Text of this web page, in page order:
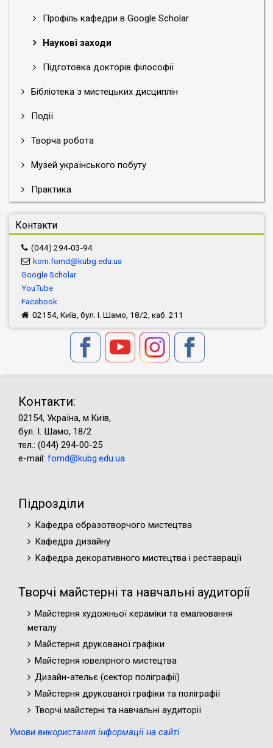
Профіль кафедри в Google Scholar
Наукові заходи
Підготовка докторів філософії
Бібліотека з мистецьких дисциплін
Події
Творча робота
Музей українського побуту
Практика
Контакти
(044) 294-03-94
kom.fomd@kubg.edu.ua
Google Scholar
YouTube
Facebook
02154, Київ, бул. І. Шамо, 18/2, каб. 211
Контакти:
02154, Україна, м.Київ,
бул. І. Шамо, 18/2
тел.: (044) 294-00-25
e-mail: fomd@kubg.edu.ua
Підрозділи
Кафедра образотворчого мистецтва
Кафедра дизайну
Кафедра декоративного мистецтва і реставрації
Творчі майстерні та навчальні аудиторії
Майстерня художньої кераміки та емалювання
металу
Майстерня друкованої графіки
Майстерня ювелірного мистецтва
Дизайн-ательє (cектор поліграфії)
Майстерня друкованої графіки та поліграфії
Творчі майстерні та навчальні аудиторії
Умови використання інформації на сайті